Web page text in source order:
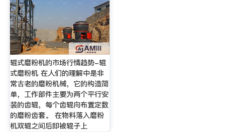
辊式磨粉机的市场行情趋势-辊
式磨粉机 在人们的理解中是非
常古老的磨粉机械，它的构造简
单，工作部件主要为两个平行安
装的齿辊，每个齿辊向布置定数
的磨粉齿套。 在物料落入磨粉
机双辊之间后即被辊子上